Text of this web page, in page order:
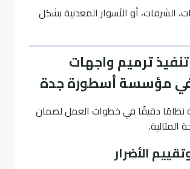
الشرفات، أو الأسوار المعدنية بشكل
تنفيذ ترميم واجهات
في مؤسسة أسطورة جدة
نظامًا دقيقًا في خطوات العمل لضمان
المثالية.
الأضرار